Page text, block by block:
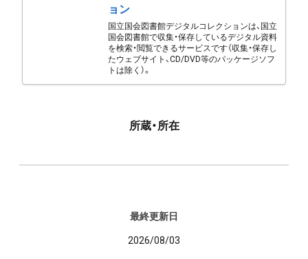
ョン
国立国会図書館デジタルコレクションは、国立
国会図書館で収集・保存しているデジタル資料
を検索・閲覧できるサービスです（収集・保存し
たウェブサイト、CD/DVD等のパッケージソフ
トは除く）。
所蔵・所在
最終更新日
2026/08/03